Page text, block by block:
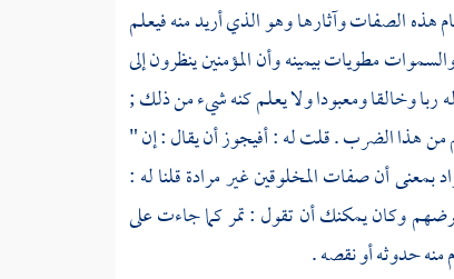
هذه الصفات وآثارها وهو الذي أريد منه فيعلم
مطويات بيمينه وأن المؤمنين ينظرون إلى
ربا وخالقا ومعبودا ولا يعلم كنه شيء من ذلك ;
هذا الضرب . قلت له : أفيجوز أن يقال : إن "
أن صفات المخلوقين غير مرادة قلنا له :
وكان يمكنك أن تقول : تمر كما جاءت على
حدوثه أو نقصه .